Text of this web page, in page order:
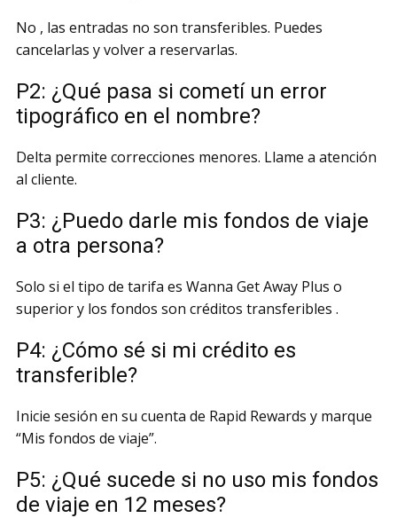
No , las entradas no son transferibles. Puedes
cancelarlas y volver a reservarlas.
P2: ¿Qué pasa si cometí un error
tipográfico en el nombre?
Delta permite correcciones menores. Llame a atención
al cliente.
P3: ¿Puedo darle mis fondos de viaje
a otra persona?
Solo si el tipo de tarifa es Wanna Get Away Plus o
superior y los fondos son créditos transferibles .
P4: ¿Cómo sé si mi crédito es
transferible?
Inicie sesión en su cuenta de Rapid Rewards y marque
“Mis fondos de viaje”.
P5: ¿Qué sucede si no uso mis fondos
de viaje en 12 meses?